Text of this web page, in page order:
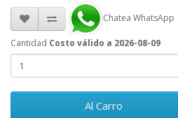
Chatea WhatsApp
Cantidad Costo válido a 2026-08-09
Al Carro